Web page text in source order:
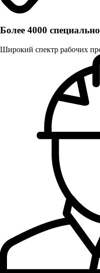
Более 4000
Широкий спектр рабочих